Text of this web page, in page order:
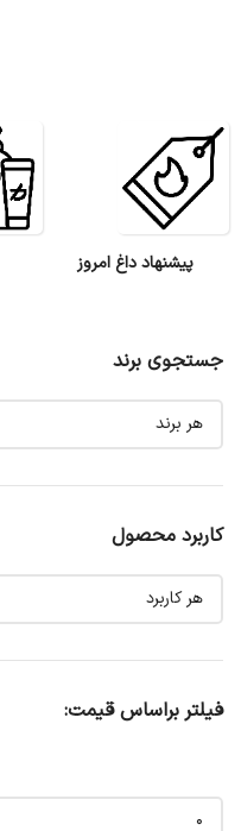
پیشنهاد داغ امروز
جستجوی برند
کاربرد محصول
فیلتر براساس قیمت: